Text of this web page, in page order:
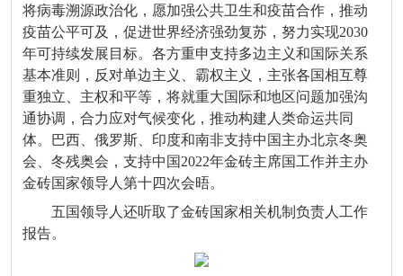
将病毒溯源政治化，愿加强公共卫生和疫苗合作，推动
疫苗公平可及，促进世界经济强劲复苏，努力实现2030
年可持续发展目标。各方重申支持多边主义和国际关系
基本准则，反对单边主义、霸权主义，主张各国相互尊
重独立、主权和平等，将就重大国际和地区问题加强沟
通协调，合力应对气候变化，推动构建人类命运共同
体。巴西、俄罗斯、印度和南非支持中国主办北京冬奥
会、冬残奥会，支持中国2022年金砖主席国工作并主办
金砖国家领导人第十四次会晤。
五国领导人还听取了金砖国家相关机制负责人工作
报告。